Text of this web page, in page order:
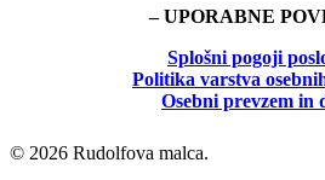
– UPORABNE
Splošni pogoji
Politika varstva
Osebni prevzem in
© 2026 Rudolfova malca.